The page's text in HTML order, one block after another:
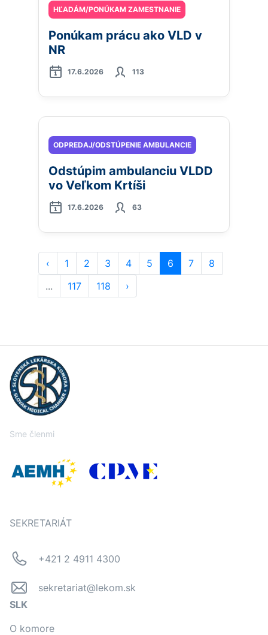
HĽADÁM/PONÚKAM ZAMESTNANIE
Ponúkam prácu ako VLD v
NR
17.6.2026 113
ODPREDAJ/ODSTÚPENIE AMBULANCIE
Odstúpim ambulanciu VLDD
vo Veľkom Krtíši
17.6.2026 63
‹ 1 2 3 4 5 6 7
8
...
117 118 ›
Sme členmi
SEKRETARIÁT
+421 2 4911 4300
sekretariat@lekom.sk
SLK
O komore